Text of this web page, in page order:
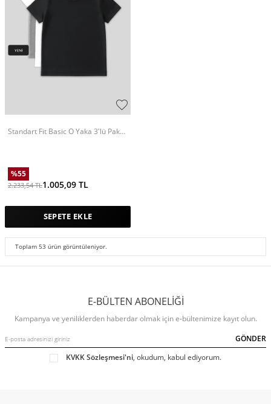
Standart Fit Basic O Yaka 3'lü Paket
%55
2.233,54TL1.005,09 TL
SEPETE EKLE
Toplam 53 ürün görüntüleniyor.
E-BÜLTEN ABONELİĞİ
Kampanya ve yeniliklerden haberdar olmak için e-bültenimize kayıt olun.
GÖNDER
KVKK Sözleşmesi'ni, okudum, kabul ediyorum.